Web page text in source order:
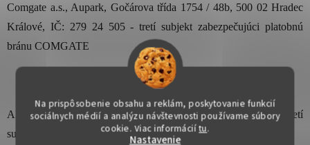
Na prispôsobenie obsahu a reklám, poskytovanie funkcií
sociálnych médií a analýzu návštevnosti používame súbory
cookie. Viac informáciítu.
Nastavenie
Comgate a.s., Aupark, Gočárova třída 1754 / 48b, 500 02 Hradec
Králové, IČ: 279 24 505 - tretí subjekt zabezpečujúci platobnú
bránu COMGATE
AMAKO s.r.o., Družstevná 4 031 01 Liptovský Mikuláš– tretí
subjekt zabezpečujúci účtovníctvo